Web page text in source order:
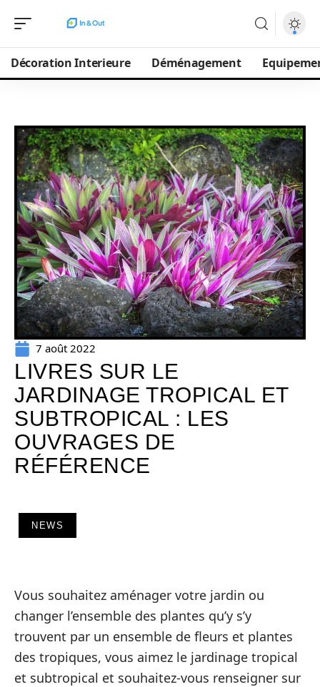
Décoration Interieure Déménagement
7 août 2022
LIVRES SUR LE
JARDINAGE TROPICAL ET
SUBTROPICAL : LES
OUVRAGES DE
RÉFÉRENCE
NEWS
Vous souhaitez aménager votre jardin ou
changer l’ensemble des plantes qu’y s’y
trouvent par un ensemble de fleurs et plantes
des tropiques, vous aimez le jardinage tropical
et subtropical et souhaitez-vous renseigner sur